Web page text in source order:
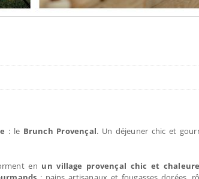
: le Brunch Provençal. Un déjeuner chic et
en un village provençal chic et